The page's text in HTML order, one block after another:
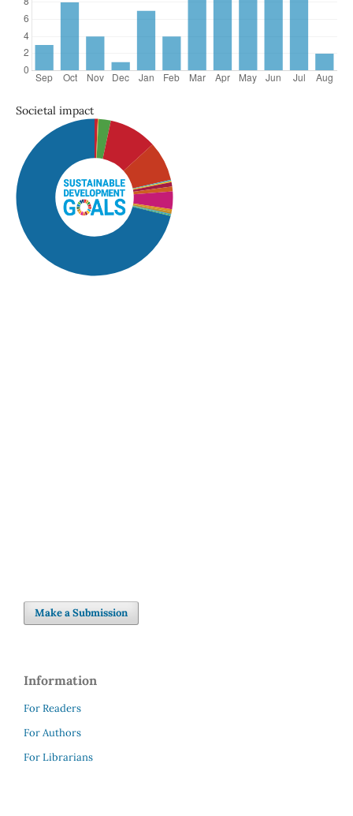
Societal impact
Make a Submission
Information
For Readers
For Authors
For Librarians